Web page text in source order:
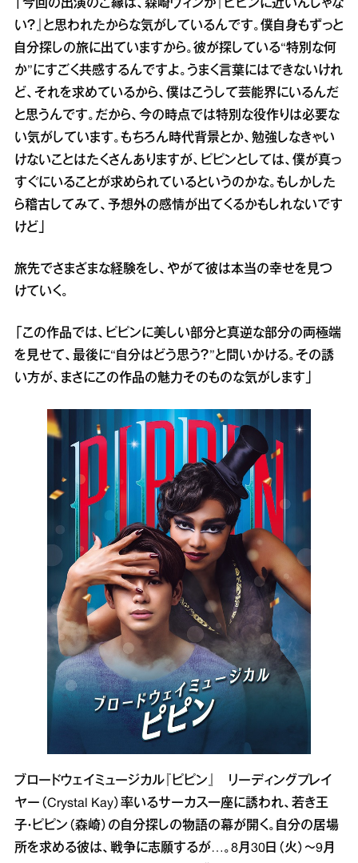
「今回の出演のご縁は、森崎ウィンが『ピピンに近いんじゃな
い？』と思われたからな気がしているんです。僕自身もずっと
自分探しの旅に出ていますから。彼が探している“特別な何
か”にすごく共感するんですよ。うまく言葉にはできないけれ
ど、それを求めているから、僕はこうして芸能界にいるんだ
と思うんです。だから、今の時点では特別な役作りは必要な
い気がしています。もちろん時代背景とか、勉強しなきゃい
けないことはたくさんありますが、ピピンとしては、僕が真っ
すぐにいることが求められているというのかな。もしかした
ら稽古してみて、予想外の感情が出てくるかもしれないです
けど」
旅先でさまざまな経験をし、やがて彼は本当の幸せを見つ
けていく。
「この作品では、ピピンに美しい部分と真逆な部分の両極端
を見せて、最後に“自分はどう思う？”と問いかける。その誘
い方が、まさにこの作品の魅力そのものな気がします」
ブロードウェイミュージカル『ピピン』 リーディングプレイ
ヤー（Crystal Kay）率いるサーカス一座に誘われ、若き王
子・ピピン（森崎）の自分探しの物語の幕が開く。自分の居場
所を求める彼は、戦争に志願するが…。8月30日（火）～9月